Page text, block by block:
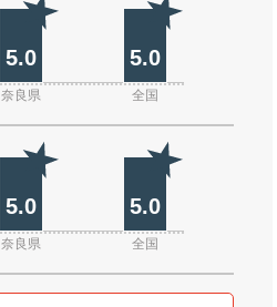
5.0 5.0
奈良県 全国
5.0 5.0
奈良県 全国